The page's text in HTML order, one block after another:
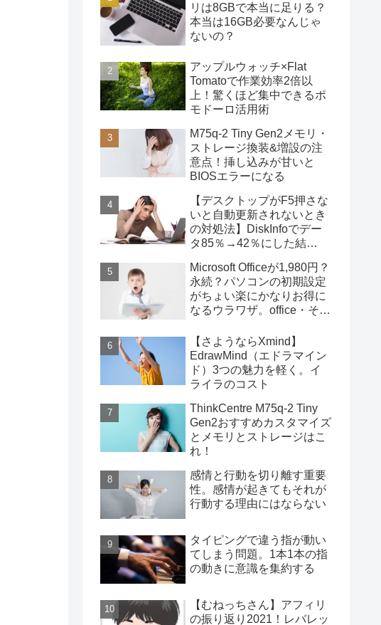
リは8GBで本当に足りる？
本当は16GB必要なんじゃ
ないの？
アップルウォッチ×Flat
Tomatoで作業効率2倍以
上！驚くほど集中できるポ
モドーロ活用術
M75q-2 Tiny Gen2メモリ・
ストレージ換装&増設の注
意点！挿し込みが甘いと
BIOSエラーになる
【デスクトップがF5押さな
いと自動更新されないとき
の対処法】DiskInfoでデー
タ85％→42％にした結
Microsoft Officeが1,980円？
永続？パソコンの初期設定
がちょい楽にかなりお得に
なるウラワザ。office・その
【さようならXmind】
EdrawMind（エドラマイン
ド）3つの魅力を軽く。イ
ライラのコスト
ThinkCentre M75q-2 Tiny
Gen2おすすめカスタマイズ
とメモリとストレージはこ
れ！
感情と行動を切り離す重要
性。感情が起きてもそれが
行動する理由にはならない
タイピングで違う指が動い
てしまう問題。1本1本の指
の動きに意識を集約する
【むねっちさん】アフィリ
の振り返り2021！レバレッ